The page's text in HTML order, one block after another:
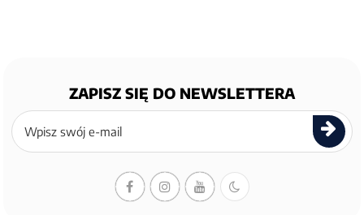
ZAPISZ SIĘ DO NEWSLETTERA
Zapisz
się
newslettera